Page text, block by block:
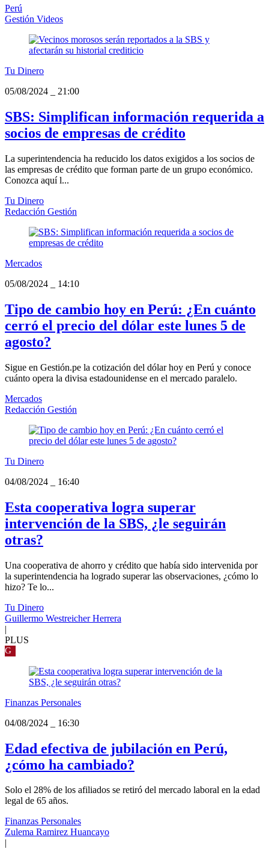
Perú
Gestión Videos
Tu Dinero
05/08/2024
21:00
SBS: Simplifican información requerida a
socios de empresas de crédito
La superintendencia ha reducido los datos exigidos a los socios de
las empresas de crédito que forman parte de un grupo económico.
Conozca aquí l...
Tu Dinero
Redacción Gestión
Mercados
05/08/2024
14:10
Tipo de cambio hoy en Perú: ¿En cuánto
cerró el precio del dólar este lunes 5 de
agosto?
Sigue en Gestión.pe la cotización del dólar hoy en Perú y conoce
cuánto opera la divisa estadounidense en el mercado paralelo.
Mercados
Redacción Gestión
Tu Dinero
04/08/2024
16:40
Esta cooperativa logra superar
intervención de la SBS, ¿le seguirán
otras?
Una cooperativa de ahorro y crédito que había sido intervenida por
la superintendencia ha logrado superar las observaciones, ¿cómo lo
hizo? Te lo...
Tu Dinero
Guillermo Westreicher Herrera
|
PLUS
G
Finanzas Personales
04/08/2024
16:30
Edad efectiva de jubilación en Perú,
¿cómo ha cambiado?
Solo el 28% de los afiliados se retiró del mercado laboral en la edad
legal de 65 años.
Finanzas Personales
Zulema Ramirez Huancayo